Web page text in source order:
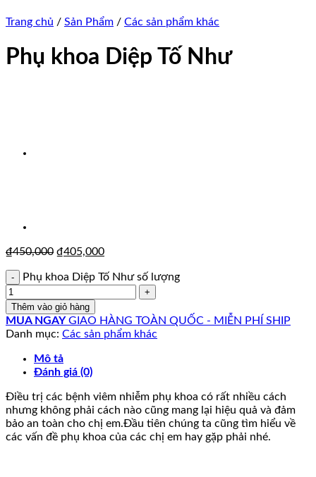
Trang chủ / Sản Phẩm / Các sản phẩm khác
Phụ khoa Diệp Tố Như
₫450,000 ₫405,000
Phụ khoa Diệp Tố Như số lượng
Thêm vào giỏ hàng
MUA NGAY GIAO HÀNG TOÀN QUỐC - MIỄN PHÍ SHIP
Danh mục: Các sản phẩm khác
Mô tả
Đánh giá (0)
Điều trị các bệnh viêm nhiễm phụ khoa có rất nhiều cách
nhưng không phải cách nào cũng mang lại hiệu quả và đảm
bảo an toàn cho chị em.Đầu tiên chúng ta cũng tìm hiểu về
các vấn đề phụ khoa của các chị em hay gặp phải nhé.